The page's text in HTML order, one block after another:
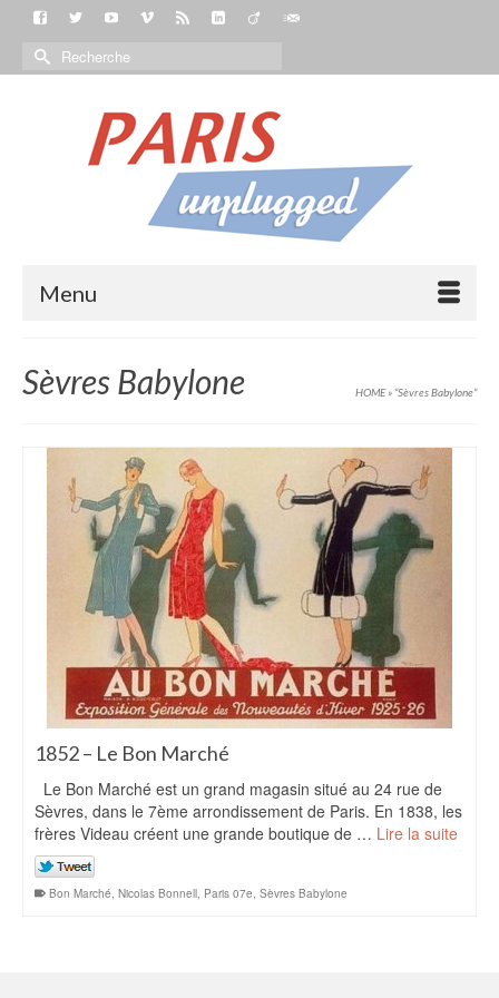
Menu
Sèvres Babylone HOME» “Sèvres Babylone“
1852 – Le Bon Marché
Le Bon Marché est un grand magasin situé au 24 rue de
Sèvres, dans le 7ème arrondissement de Paris. En 1838, les
frères Videau créent une grande boutique de … Lire la suite
Bon Marché, Nicolas Bonnell, Paris 07e, Sèvres Babylone